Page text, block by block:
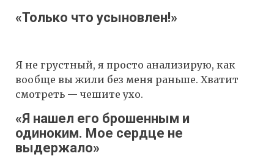
«Только что усыновлен!»
Я не грустный, я просто анализирую, как
вообще вы жили без меня раньше. Хватит
смотреть — чешите ухо.
«Я нашел его брошенным и
одиноким. Мое сердце не
выдержало»